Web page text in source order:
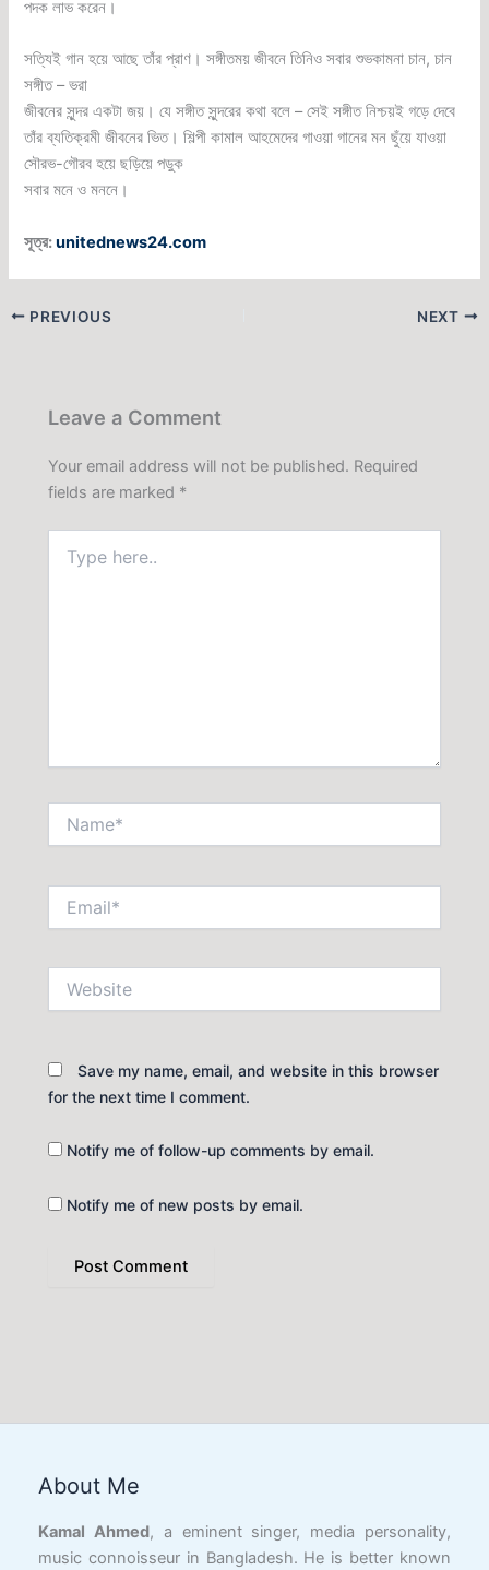
পদক লাভ করেন।
সত্যিই গান হয়ে আছে তাঁর প্রাণ। সঙ্গীতময় জীবনে তিনিও সবার শুভকামনা চান, চান
সঙ্গীত – ভরা
জীবনের সুন্দর একটা জয়। যে সঙ্গীত সুন্দরের কথা বলে – সেই সঙ্গীত নিশ্চয়ই গড়ে দেবে
তাঁর ব্যতিক্রমী জীবনের ভিত। শিল্পী কামাল আহমেদের গাওয়া গানের মন ছুঁয়ে যাওয়া
সৌরভ-গৌরব হয়ে ছড়িয়ে পড়ুক
সবার মনে ও মননে।
সূত্র:unitednews24.com
PREVIOUS NEXT
Leave a Comment
Your email address will not be published. Required
fields are marked *
here..
Save my name, email, and website in this browser
for the next time I comment.
Notify me of follow-up comments by email.
Notify me of new posts by email.
About Me
Kamal Ahmed, a eminent singer, media personality,
music connoisseur in Bangladesh. He is better known
Facebook
YouTube
X LinkedIn